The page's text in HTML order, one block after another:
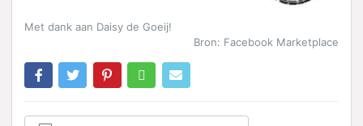
Met dank aan Daisy de Goeij!
Bron: Facebook Marketplace